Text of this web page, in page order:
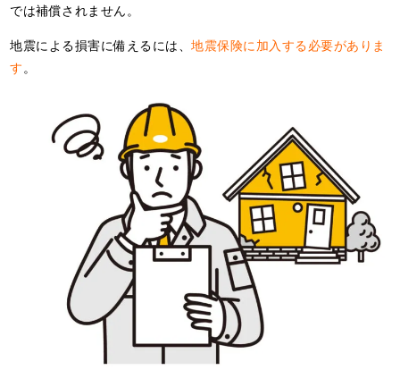
では補償されません。
地震による損害に備えるには、地震保険に加入する必要がありま
す。